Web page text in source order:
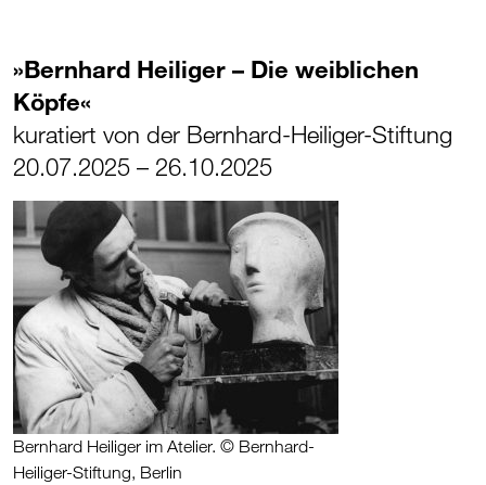
»Bernhard Heiliger – Die weiblichen
Köpfe«
kuratiert von der Bernhard-Heiliger-Stiftung
20.07.2025 – 26.10.2025
Bernhard Heiliger im Atelier. © Bernhard-
Heiliger-Stiftung, Berlin